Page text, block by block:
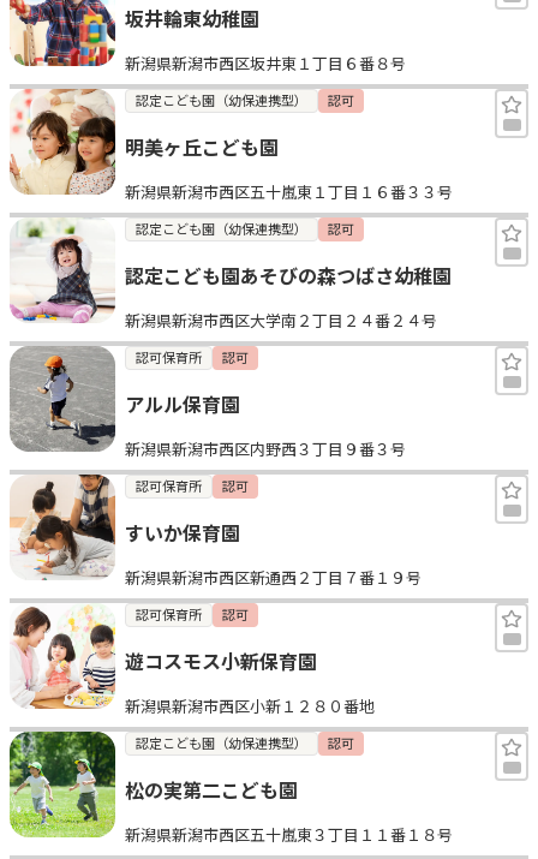
坂井輪東幼稚園
新潟県新潟市西区坂井東１丁目６番８号
認定こども園（幼保連携型） 認可
明美ヶ丘こども園
新潟県新潟市西区五十嵐東１丁目１６番３３号
認定こども園（幼保連携型） 認可
認定こども園あそびの森つばさ幼稚園
新潟県新潟市西区大学南２丁目２４番２４号
認可保育所 認可
アルル保育園
新潟県新潟市西区内野西３丁目９番３号
認可保育所 認可
すいか保育園
新潟県新潟市西区新通西２丁目７番１９号
認可保育所 認可
遊コスモス小新保育園
新潟県新潟市西区小新１２８０番地
認定こども園（幼保連携型） 認可
松の実第二こども園
新潟県新潟市西区五十嵐東３丁目１１番１８号